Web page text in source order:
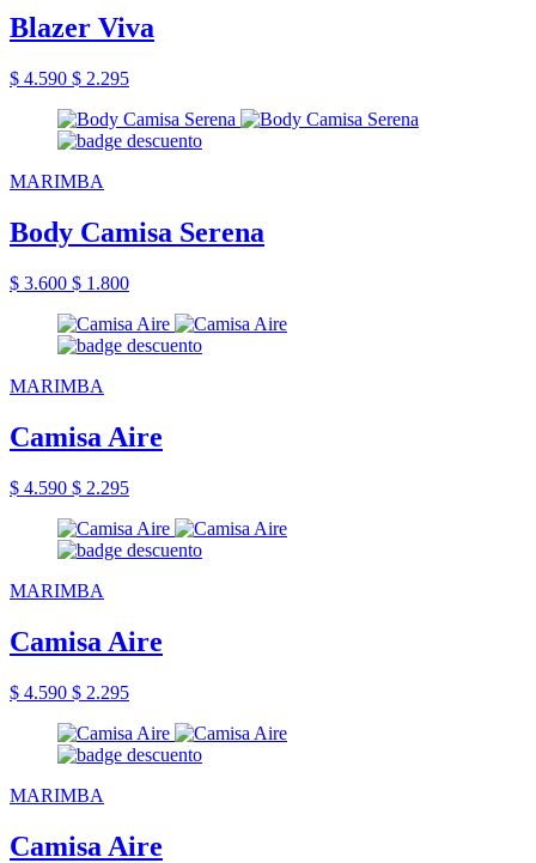
Blazer Viva
$ 4.590 $ 2.295
MARIMBA
Body Camisa Serena
$ 3.600 $ 1.800
MARIMBA
Camisa Aire
$ 4.590 $ 2.295
MARIMBA
Camisa Aire
$ 4.590 $ 2.295
MARIMBA
Camisa Aire